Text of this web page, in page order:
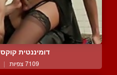
דומיננטית
7109 צפיות |